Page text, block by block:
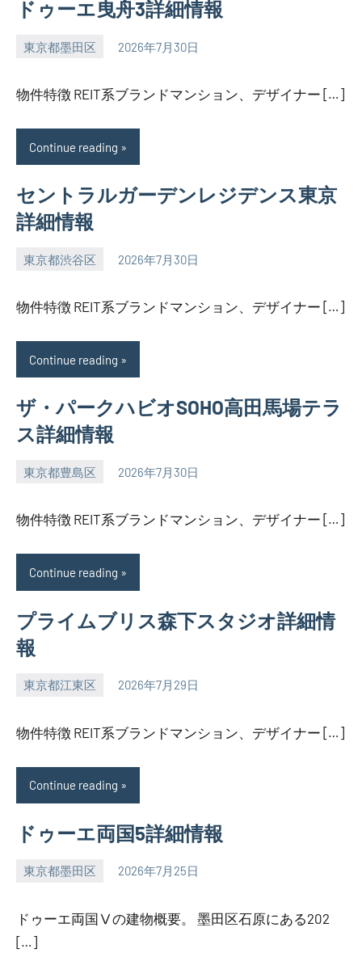
ドゥーエ曳舟3詳細情報
東京都墨田区 2026年7月30日
SEZIMO
物件特徴 REIT系ブランドマンション、デザイナー […]
Continue reading
セントラルガーデンレジデンス東京
詳細情報
東京都渋谷区 2026年7月30日
SEZIMO
物件特徴 REIT系ブランドマンション、デザイナー […]
Continue reading
ザ・パークハビオSOHO高田馬場テラ
ス詳細情報
東京都豊島区 2026年7月30日
SEZIMO
物件特徴 REIT系ブランドマンション、デザイナー […]
Continue reading
プライムブリス森下スタジオ詳細情
報
東京都江東区 2026年7月29日
SEZIMO
物件特徴 REIT系ブランドマンション、デザイナー […]
Continue reading
ドゥーエ両国5詳細情報
東京都墨田区 2026年7月25日
SEZIMO
ドゥーエ両国Ⅴの建物概要。 墨田区石原にある202
[…]